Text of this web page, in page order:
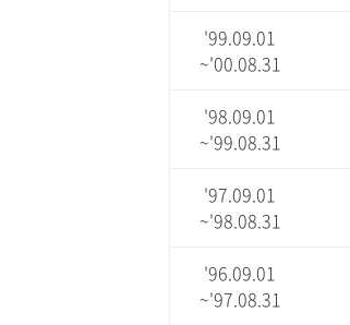
'99.09.01
~'00.08.31
'98.09.01
~'99.08.31
'97.09.01
~'98.08.31
'96.09.01
~'97.08.31